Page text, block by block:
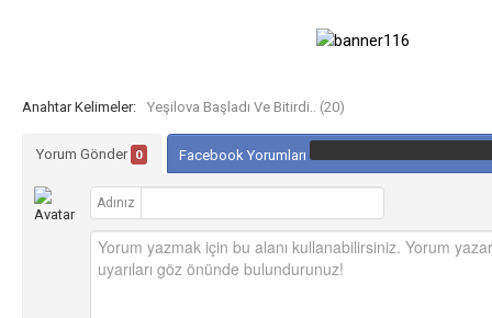
Anahtar Kelimeler: Yeşilova Başladı Ve Bitirdi.. (20)
Yorum Gönder 0 Facebook Yorumları
Adınız